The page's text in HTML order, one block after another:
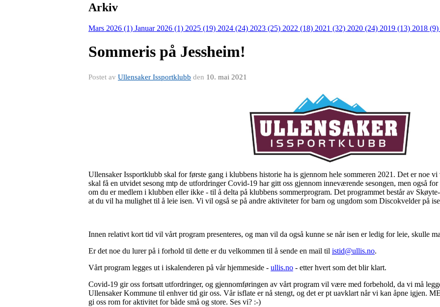
Arkiv
Mars 2026 (1) Januar 2026 (1) 2025 (19) 2024 (24) 2023 (25) 2022 (18) 2021 (32) 2020 (24) 2019 (13) 2018 (9)
Sommeris på Jessheim!
Postet av Ullensaker Issportklubb den 10. mai 2021
Ullensaker Issportklubb skal for første gang i klubbens historie ha is gjennom hele sommeren 2021. Det er noe
skal få en utvidet sesong mtp de utfordringer Covid-19 har gitt oss gjennom inneværende sesongen, men også
om du er medlem i klubben eller ikke - til å delta på klubbens sommerprogram. Det programmet består av
at du vil ha mulighet til å leie isen. Vi vil også se på andre aktiviteter for barn og ungdom som Discokvelder på
Innen relativt kort tid vil vårt program presenteres, og man vil da også kunne se når isen er ledig for leie, skulle
Er det noe du lurer på i forhold til dette er du velkommen til å sende en mail til istid@ullis.no.
Vårt program legges ut i iskalenderen på vår hjemmeside - ullis.no - etter hvert som det blir klart.
Covid-19 gir oss fortsatt utfordringer, og gjennomføringen av vårt program vil være med forbehold, da vi må
Ullensaker Kommune til enhver tid gir oss. Vår isflate er nå stengt, og det er pt uavklart når vi kan åpne igjen.
gi oss rom for aktivitet for både små og store. Ses vi? :-)